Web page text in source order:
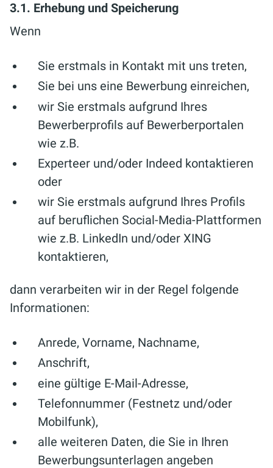
3.1. Erhebung und Speicherung
Wenn
Sie erstmals in Kontakt mit uns treten,
Sie bei uns eine Bewerbung einreichen,
wir Sie erstmals aufgrund Ihres
Bewerberprofils auf Bewerberportalen
wie z.B.
Experteer und/oder Indeed kontaktieren
oder
wir Sie erstmals aufgrund Ihres Profils
auf beruflichen Social-Media-Plattformen
wie z.B. LinkedIn und/oder XING
kontaktieren,
dann verarbeiten wir in der Regel folgende
Informationen:
Anrede, Vorname, Nachname,
Anschrift,
eine gültige E-Mail-Adresse,
Telefonnummer (Festnetz und/oder
Mobilfunk),
alle weiteren Daten, die Sie in Ihren
Bewerbungsunterlagen angeben